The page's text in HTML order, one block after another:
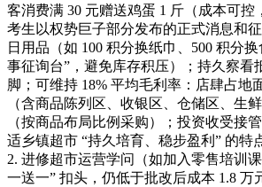
客消费满 30 元赠送鸡蛋 1 斤（成本可控
考生以权势巨子部分发布的正式消息和
日用品（如 100 积分换纸巾、500 积分
事征询台”，避免库存积压）；持久察看
脚；可维持 18% 平均毛利率：店肆占地
（含商品陈列区、收银区、仓储区、生
（按商品布局比例采购）；投资收受接
适乡镇超市 “持久培育、稳步盈利” 的特
2. 进修超市运营学问（如加入零售培训
一送一” 扣头，仍低于批改后成本 1.8 万